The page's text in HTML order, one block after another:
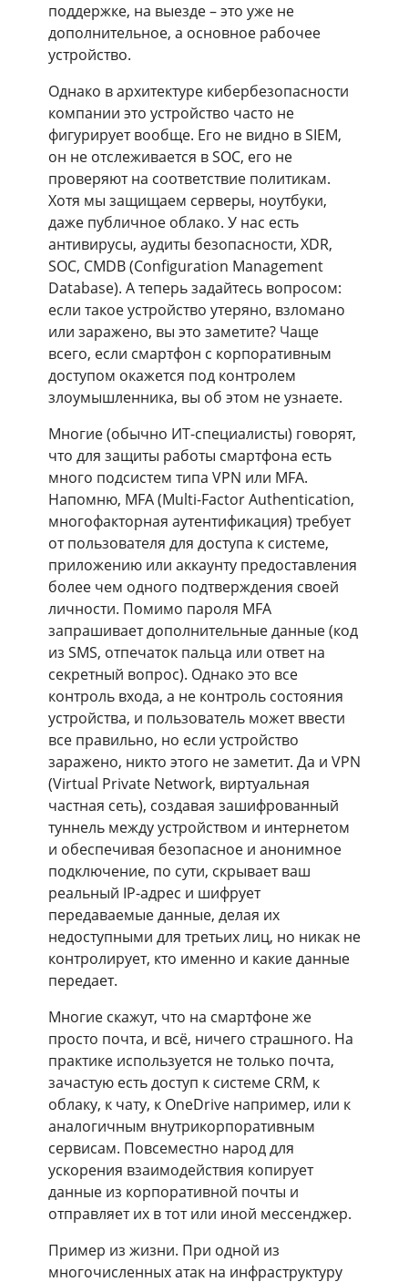
поддержке, на выезде – это уже не
дополнительное, а основное рабочее
устройство.
Однако в архитектуре кибербезопасности
компании это устройство часто не
фигурирует вообще. Его не видно в SIEM,
он не отслеживается в SOC, его не
проверяют на соответствие политикам.
Хотя мы защищаем серверы, ноутбуки,
даже публичное облако. У нас есть
антивирусы, аудиты безопасности, XDR,
SOC, CMDB (Configuration Management
Database). А теперь задайтесь вопросом:
если такое устройство утеряно, взломано
или заражено, вы это заметите? Чаще
всего, если смартфон с корпоративным
доступом окажется под контролем
злоумышленника, вы об этом не узнаете.
Многие (обычно ИТ-специалисты) говорят,
что для защиты работы смартфона есть
много подсистем типа VPN или MFA.
Напомню, MFA (Multi-Factor Authentication,
многофакторная аутентификация) требует
от пользователя для доступа к системе,
приложению или аккаунту предоставления
более чем одного подтверждения своей
личности. Помимо пароля MFA
запрашивает дополнительные данные (код
из SMS, отпечаток пальца или ответ на
секретный вопрос). Однако это все
контроль входа, а не контроль состояния
устройства, и пользователь может ввести
все правильно, но если устройство
заражено, никто этого не заметит. Да и VPN
(Virtual Private Network, виртуальная
частная сеть), создавая зашифрованный
туннель между устройством и интернетом
и обеспечивая безопасное и анонимное
подключение, по сути, скрывает ваш
реальный IP-адрес и шифрует
передаваемые данные, делая их
недоступными для третьих лиц, но никак не
контролирует, кто именно и какие данные
передает.
Многие скажут, что на смартфоне же
просто почта, и всё, ничего страшного. На
практике используется не только почта,
зачастую есть доступ к системе CRM, к
облаку, к чату, к OneDrive например, или к
аналогичным внутрикорпоративным
сервисам. Повсеместно народ для
ускорения взаимодействия копирует
данные из корпоративной почты и
отправляет их в тот или иной мессенджер.
Пример из жизни. При одной из
многочисленных атак на инфраструктуру